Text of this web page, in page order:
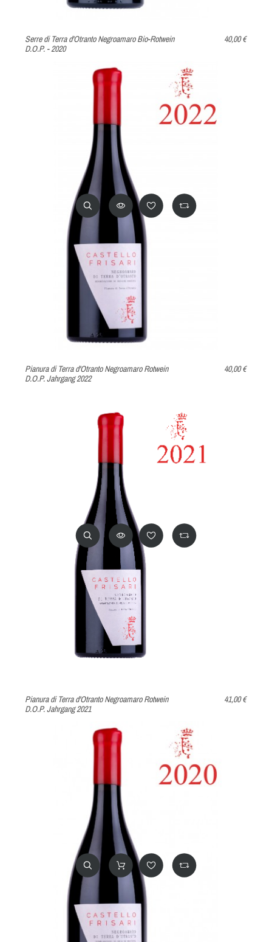
Serre di Terra d'Otranto Negroamaro Bio-Rotwein
D.O.P. - 2020
40,00 €
Pianura di Terra d'Otranto Negroamaro Rotwein
D.O.P. Jahrgang 2022
40,00 €
Pianura di Terra d'Otranto Negroamaro Rotwein
D.O.P. Jahrgang 2021
41,00 €